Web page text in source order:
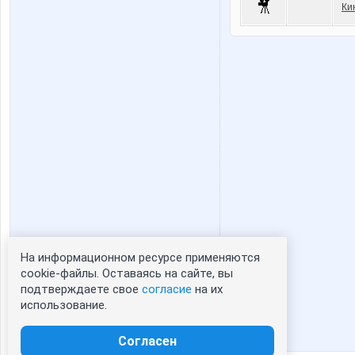
Статистика портрета:
сейчас просматривают портрет - 0
зарегистрированные пользователи
На информационном ресурсе применяются
cookie-файлы. Оставаясь на сайте, вы
подтверждаете свое согласие на их
использование.
Согласен